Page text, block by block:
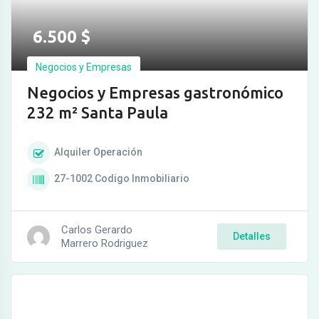
6.500$
Negocios y Empresas
Negocios y Empresas gastronómico
232 m² Santa Paula
Alquiler Operación
27-1002 Codigo Inmobiliario
Carlos Gerardo
Marrero Rodriguez
Detalles